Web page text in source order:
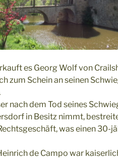
es Georg Wolf von
zum Schein an seinen
nach dem Tod seines
in Besitz nimmt,
was einen 30-
de Campo war